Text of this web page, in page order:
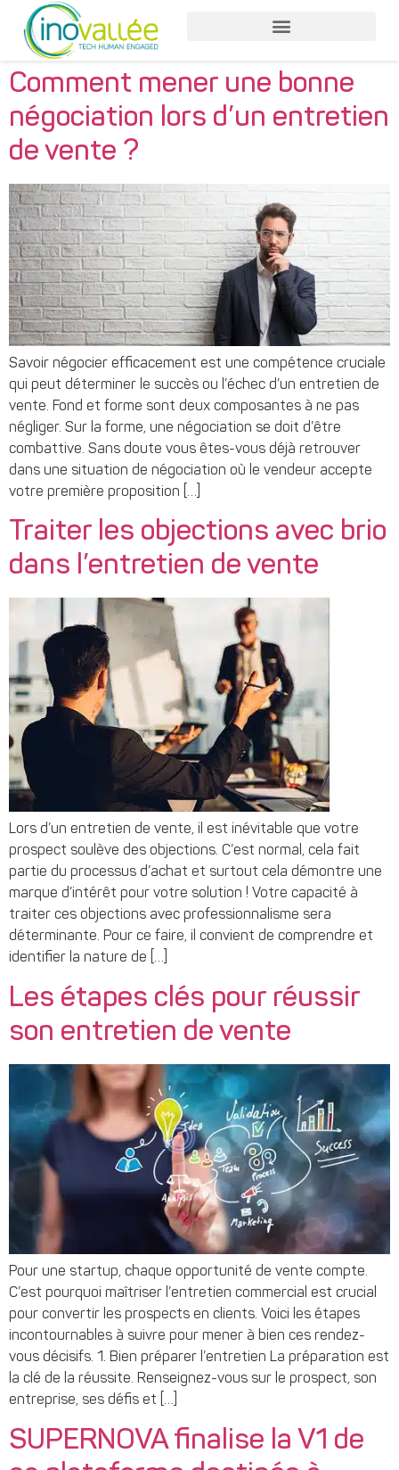
Comment mener une bonne
négociation lors d’un entretien
de vente ?
Savoir négocier efficacement est une compétence cruciale
qui peut déterminer le succès ou l’échec d’un entretien de
vente. Fond et forme sont deux composantes à ne pas
négliger. Sur la forme, une négociation se doit d’être
combattive. Sans doute vous êtes-vous déjà retrouver
dans une situation de négociation où le vendeur accepte
votre première proposition […]
Traiter les objections avec brio
dans l’entretien de vente
Lors d’un entretien de vente, il est inévitable que votre
prospect soulève des objections. C’est normal, cela fait
partie du processus d’achat et surtout cela démontre une
marque d’intérêt pour votre solution ! Votre capacité à
traiter ces objections avec professionnalisme sera
déterminante. Pour ce faire, il convient de comprendre et
identifier la nature de […]
Les étapes clés pour réussir
son entretien de vente
Pour une startup, chaque opportunité de vente compte.
C’est pourquoi maîtriser l’entretien commercial est crucial
pour convertir les prospects en clients. Voici les étapes
incontournables à suivre pour mener à bien ces rendez-
vous décisifs. 1. Bien préparer l’entretien La préparation est
la clé de la réussite. Renseignez-vous sur le prospect, son
entreprise, ses défis et […]
SUPERNOVA finalise la V1 de